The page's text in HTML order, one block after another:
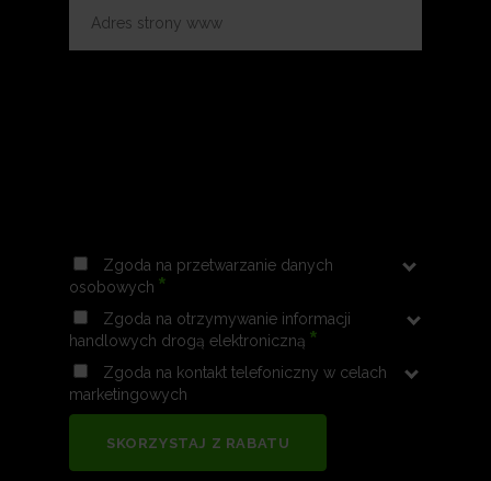
Zgoda na przetwarzanie danych
osobowych *
Zgoda na otrzymywanie informacji
handlowych drogą elektroniczną *
Zgoda na kontakt telefoniczny w celach
marketingowych
SKORZYSTAJ Z RABATU